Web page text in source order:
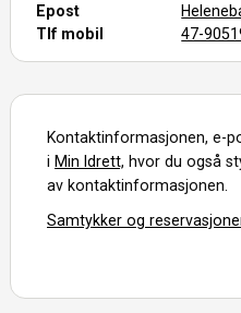
Epost
Tlf mobil
47-
Kontaktinformasjonen, e-
i Min Idrett, hvor du også
av kontaktinformasjonen.
Samtykker og